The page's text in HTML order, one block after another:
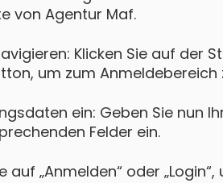
von Agentur Maf.
Klicken Sie auf der
um zum Anmeldebereich
ein: Geben Sie nun
Felder ein.
auf „Anmelden“ oder